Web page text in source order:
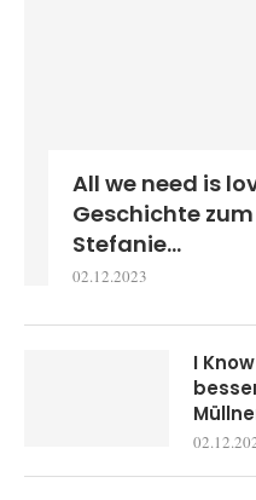
All we need is
Geschichte
Stefanie...
02.12.2023
I